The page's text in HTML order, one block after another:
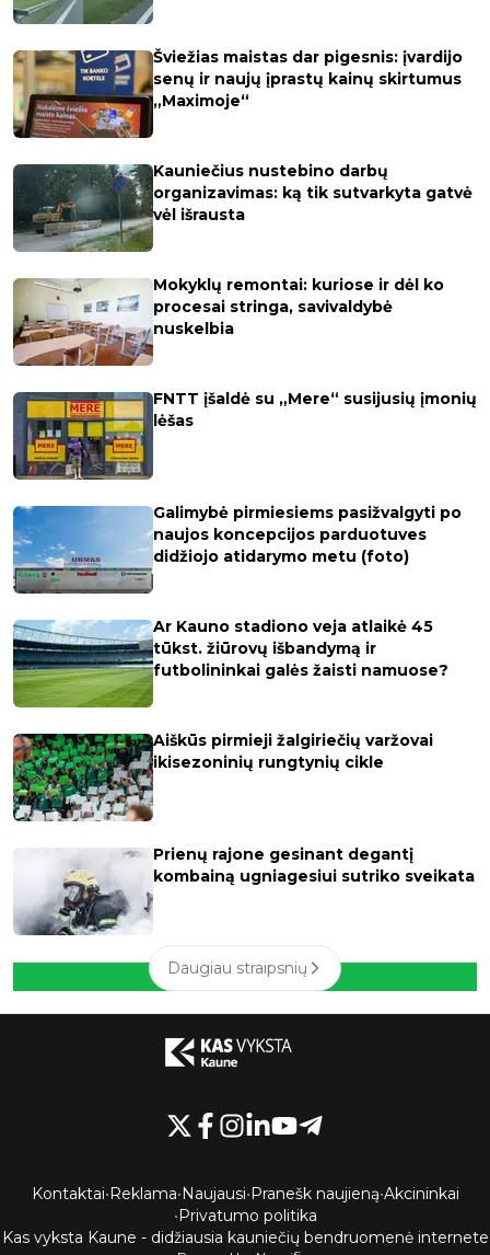
Šviežias maistas dar pigesnis: įvardijo
senų ir naujų įprastų kainų skirtumus
„Maximoje“
Kauniečius nustebino darbų
organizavimas: ką tik sutvarkyta gatvė
vėl išrausta
Mokyklų remontai: kuriose ir dėl ko
procesai stringa, savivaldybė
nuskelbia
FNTT įšaldė su „Mere“ susijusių įmonių
lėšas
Galimybė pirmiesiems pasižvalgyti po
naujos koncepcijos parduotuves
didžiojo atidarymo metu (foto)
Ar Kauno stadiono veja atlaikė 45
tūkst. žiūrovų išbandymą ir
futbolininkai galės žaisti namuose?
Aiškūs pirmieji žalgiriečių varžovai
ikisezoninių rungtynių cikle
Prienų rajone gesinant degantį
kombainą ugniagesiui sutriko sveikata
Daugiau straipsnių
Kontaktai•Reklama•Naujausi•Pranešk naujieną•Akcininkai
•Privatumo politika
Kas vyksta Kaune - didžiausia kauniečių bendruomenė internete